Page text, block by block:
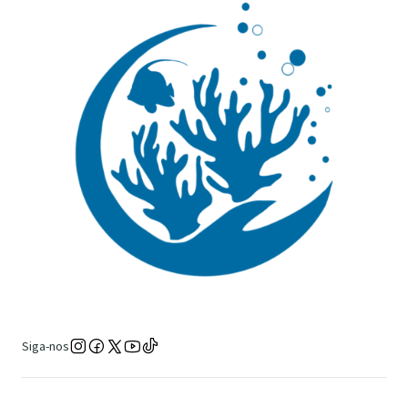
Siga-nos